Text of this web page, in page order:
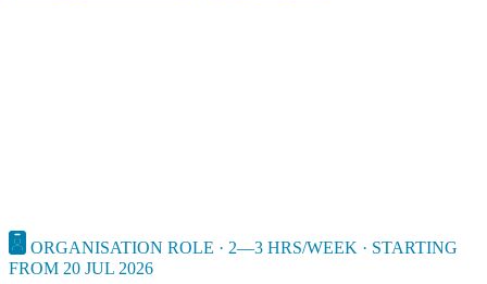
ORGANISATION ROLE · 2—3 HRS/WEEK · STARTING
FROM 20 JUL 2026